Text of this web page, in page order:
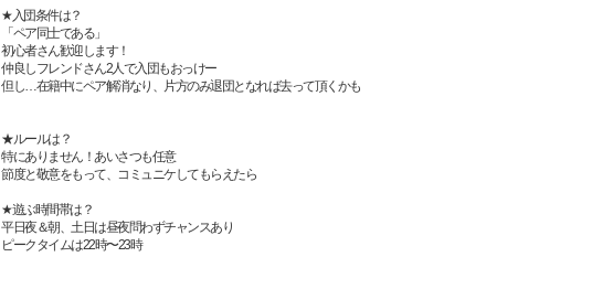
★入団条件は？
「ペア同士である」
初心者さん歓迎します！
仲良しフレンドさん2人で入団もおっけー
但し…在籍中にペア解消なり、片方のみ退団となれば去って頂くかも
★ルールは？
特にありません！あいさつも任意
節度と敬意をもって、コミュニケしてもらえたら
★遊ぶ時間帯は？
平日夜＆朝、土日は昼夜問わずチャンスあり
ピークタイムは22時〜23時